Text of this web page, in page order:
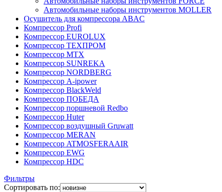
Автомобильные наборы инструментов MOLLER
Осушитель для компрессора ABAC
Компрессор Profi
Компрессор EUROLUX
Компрессор ТЕХПРОМ
Компрессор MTX
Компрессор SUNREKA
Компрессор NORDBERG
Компрессор A-ipower
Компрессор BlackWeld
Компрессор ПОБЕДА
Компрессор поршневой Redbo
Компрессор Huter
Компрессор воздушный Gruwatt
Компрессор MERAN
Компрессор ATMOSFERAAIR
Компрессор EWG
Компрессор HDC
Фильтры
Сортировать по: